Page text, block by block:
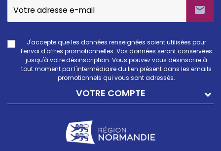

J'accepte que les données renseignées soient utilisées pour
l'envoi d'offres promotionnelles. Vos données seront conservées
jusqu'à votre désinscription. Vous pouvez vous désinscrire à
tout moment par l'intermédiaire du lien présent dans les emails
promotionnels qui vous sont adressés.
VOTRE COMPTE